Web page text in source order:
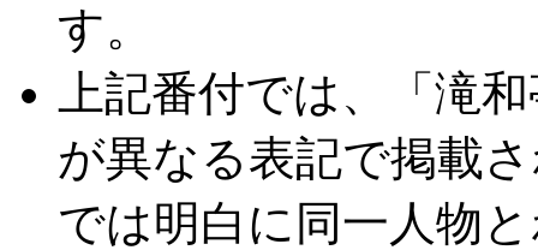
す。
上記番付では、「滝
が異なる表記で掲載
では明白に同一人物